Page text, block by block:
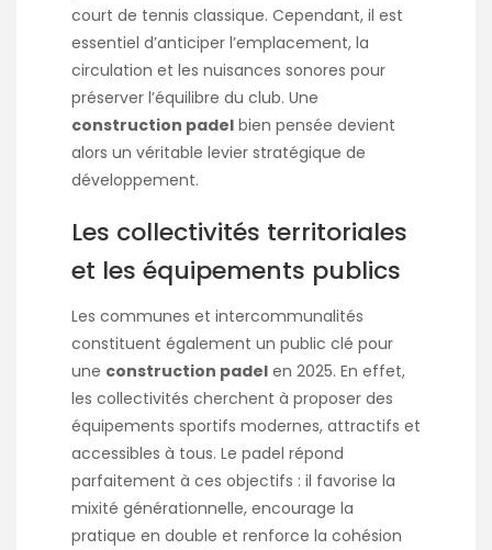
court de tennis classique. Cependant, il est
essentiel d’anticiper l’emplacement, la
circulation et les nuisances sonores pour
préserver l’équilibre du club. Une
construction padel bien pensée devient
alors un véritable levier stratégique de
développement.
Les collectivités territoriales
et les équipements publics
Les communes et intercommunalités
constituent également un public clé pour
une construction padel en 2025. En effet,
les collectivités cherchent à proposer des
équipements sportifs modernes, attractifs et
accessibles à tous. Le padel répond
parfaitement à ces objectifs : il favorise la
mixité générationnelle, encourage la
pratique en double et renforce la cohésion